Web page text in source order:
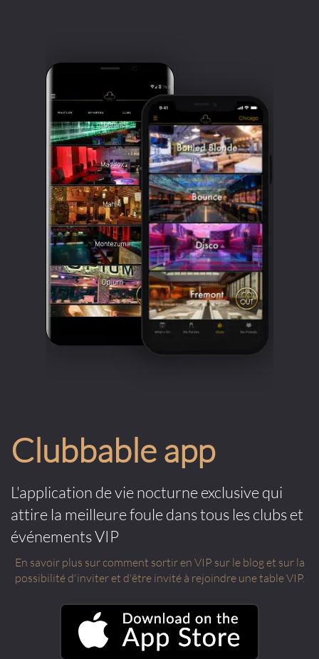
Clubbable app
L'application de vie nocturne exclusive qui
attire la meilleure foule dans tous les clubs et
événements VIP
En savoir plus sur comment sortir en VIP sur le blog et sur la
possibilité d'inviter et d'être invité à rejoindre une table VIP.